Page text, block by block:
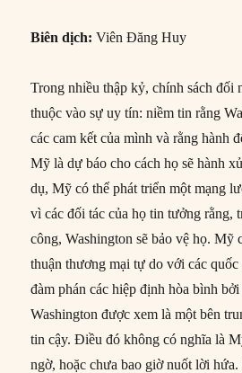
Biên dịch:Viên Đăng Huy
Trong nhiều thập kỷ, chính sách đối
thuộc vào sự uy tín: niềm tin rằng
các cam kết của mình và rằng hành
Mỹ là dự báo cho cách họ sẽ hành
dụ, Mỹ có thể phát triển một mạng
vì các đối tác của họ tin tưởng rằng,
công, Washington sẽ bảo vệ họ. Mỹ
thuận thương mại tự do với các
đàm phán các hiệp định hòa bình
Washington được xem là một bên
tin cậy. Điều đó không có nghĩa là
ngờ, hoặc chưa bao giờ nuốt lời